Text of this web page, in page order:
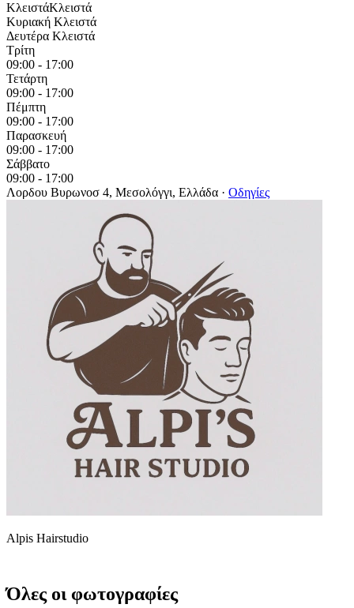
ΚλειστάΚλειστά
Κυριακή Κλειστά
Δευτέρα Κλειστά
Τρίτη
09:00 - 17:00
Τετάρτη
09:00 - 17:00
Πέμπτη
09:00 - 17:00
Παρασκευή
09:00 - 17:00
Σάββατο
09:00 - 17:00
Λορδου Βυρωνοσ 4, Μεσολόγγι, Ελλάδα · Οδηγίες
Alpis Hairstudio
Όλες οι φωτογραφίες